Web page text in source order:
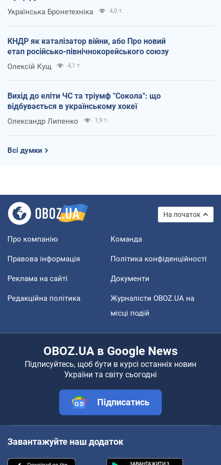
Українська Бронетехніка 4,0 т.
КНДР як каталізатор війни, або Про новий
етап російсько-північнокорейського союзу
Олексій Кущ 4,1 т.
Вихід до еліти ЧС та тріумф "Сокола": що
відбувається в українському хокеї
Олександр Липенко 1,9 т.
Всі думки
На початок
Про компанію Команда
Правова інформація Політика конфіденційності
Реклама на сайті Документи
Редакційна політика
Журналісти OBOZ.UA на
місці подій
OBOZ.UA в Google News
Підписуйтесь, щоб бути в курсі останніх новин
України та світу сьогодні
Підписатись
Завантажуйте наш додаток